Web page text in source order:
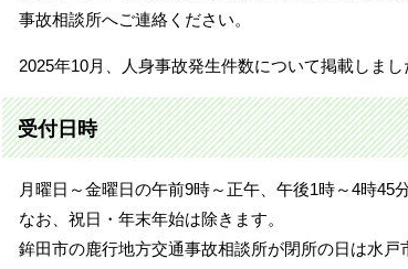
事故相談所へご連絡ください。
2025年10月、人身事故発生件数について掲載しまし
受付日時
月曜日～金曜日の午前9時～正午、午後1時～4時45
なお、祝日・年末年始は除きます。
鉾田市の鹿行地方交通事故相談所が閉所の日は水戸